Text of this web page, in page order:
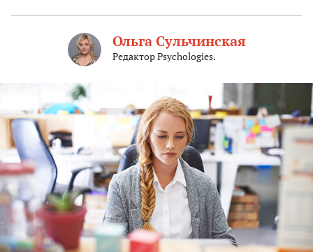
Ольга Сульчинская
Редактор Psychologies.